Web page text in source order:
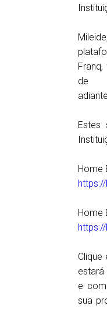
de
Home
Home
estará
e
sua